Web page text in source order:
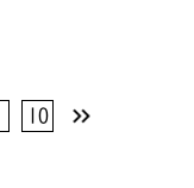
10